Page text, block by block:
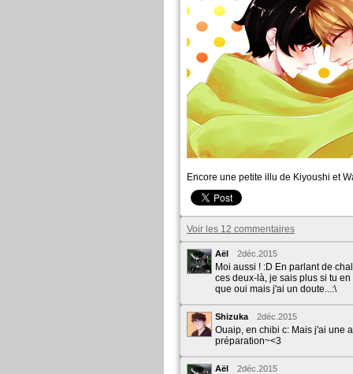
Encore une petite illu de Kiyoushi et
Voir les 12 commentaires
Aël 2déc.2015
Moi aussi ! :D En parlant de
ces deux-là, je sais plus si tu
que oui mais j'ai un doute...:\
Shizuka 2déc.2015
Ouaip, en chibi c: Mais j'ai une
préparation~<3
Aël 2déc.2015